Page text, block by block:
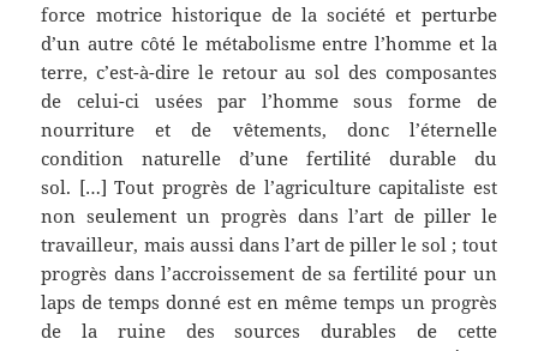
force motrice historique de la société et perturbe
d’un autre côté le métabolisme entre l’homme et la
terre, c’est-à-dire le retour au sol des composantes
de celui-ci usées par l’homme sous forme de
nourriture et de vêtements, donc l’éternelle
condition naturelle d’une fertilité durable du
sol. […] Tout progrès de l’agriculture capitaliste est
non seulement un progrès dans l’art de piller le
travailleur, mais aussi dans l’art de piller le sol ; tout
progrès dans l’accroissement de sa fertilité pour un
laps de temps donné est en même temps un progrès
de la ruine des sources durables de cette